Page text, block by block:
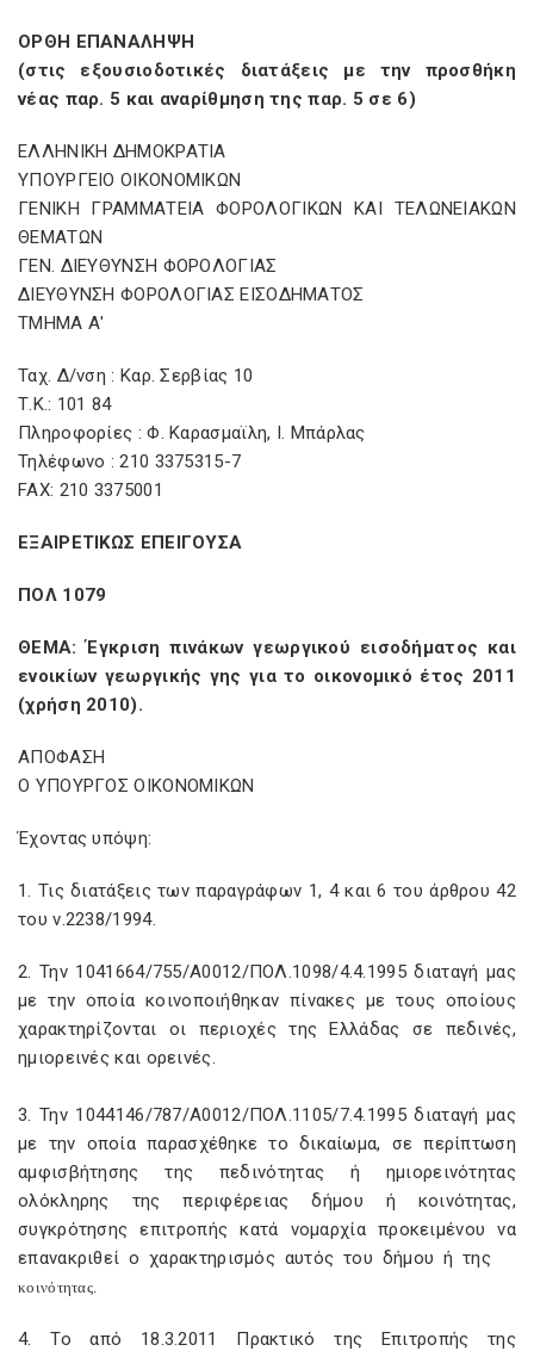
ΟΡΘΗ ΕΠΑΝΑΛΗΨΗ
(στις εξουσιοδοτικές διατάξεις με την προσθήκη
νέας παρ. 5 και αναρίθμηση της παρ. 5 σε 6)
ΕΛΛΗΝΙΚΗ ΔΗΜΟΚΡΑΤΙΑ
ΥΠΟΥΡΓΕΙΟ ΟΙΚΟΝΟΜΙΚΩΝ
ΓΕΝΙΚΗ ΓΡΑΜΜΑΤΕΙΑ ΦΟΡΟΛΟΓΙΚΩΝ ΚΑΙ ΤΕΛΩΝΕΙΑΚΩΝ
ΘΕΜΑΤΩΝ
ΓΕΝ. ΔΙΕΥΘΥΝΣΗ ΦΟΡΟΛΟΓΙΑΣ
ΔΙΕΥΘΥΝΣΗ ΦΟΡΟΛΟΓΙΑΣ ΕΙΣΟΔΗΜΑΤΟΣ
ΤΜΗΜΑ Α'
Ταχ. Δ/νση : Καρ. Σερβίας 10
Τ.Κ.: 101 84
Πληροφορίες : Φ. Καρασμαϊλη, Ι. Μπάρλας
Τηλέφωνο : 210 3375315-7
FAX: 210 3375001
ΕΞΑΙΡΕΤΙΚΩΣ ΕΠΕΙΓΟΥΣΑ
ΠΟΛ 1079
ΘΕΜΑ: Έγκριση πινάκων γεωργικού εισοδήματος και
ενοικίων γεωργικής γης για το οικονομικό έτος 2011
(χρήση 2010).
ΑΠΟΦΑΣΗ
Ο ΥΠΟΥΡΓΟΣ ΟΙΚΟΝΟΜΙΚΩΝ
Έχοντας υπόψη:
1. Τις διατάξεις των παραγράφων 1, 4 και 6 του άρθρου 42
του ν.2238/1994.
2. Την 1041664/755/Α0012/ΠΟΛ.1098/4.4.1995 διαταγή μας
με την οποία κοινοποιήθηκαν πίνακες με τους οποίους
χαρακτηρίζονται οι περιοχές της Ελλάδας σε πεδινές,
ημιορεινές και ορεινές.
3. Την 1044146/787/Α0012/ΠΟΛ.1105/7.4.1995 διαταγή μας
με την οποία παρασχέθηκε το δικαίωμα, σε περίπτωση
αμφισβήτησης της πεδινότητας ή ημιορεινότητας
ολόκληρης της περιφέρειας δήμου ή κοινότητας,
συγκρότησης επιτροπής κατά νομαρχία προκειμένου να
επανακριθεί ο χαρακτηρισμός αυτός του δήμου ή της
κοινότητας.
4. Το από 18.3.2011 Πρακτικό της Επιτροπής της